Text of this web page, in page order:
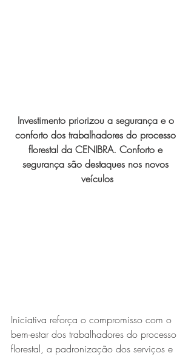
Projeto abre inscrições para
Investimento priorizou a segurança e o
conforto dos trabalhadores do processo
florestal da CENIBRA. Conforto e
segurança são destaques nos novos
veículos
Iniciativa reforça o compromisso com o
bem-estar dos trabalhadores do processo
florestal, a padronização dos serviços e